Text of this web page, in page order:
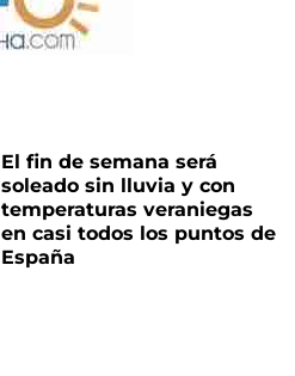
El fin de semana será
soleado sin lluvia y con
temperaturas veraniegas
en casi todos los puntos de
España